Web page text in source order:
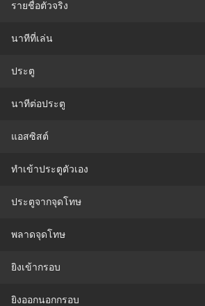
รายชื่อตัวจริง
นาทีที่เล่น
ประตู
นาทีต่อประตู
แอสซิสต์
ทําเข้าประตูตัวเอง
ประตูจากจุดโทษ
พลาดจุดโทษ
ยิงเข้ากรอบ
ยิงออกนอกกรอบ